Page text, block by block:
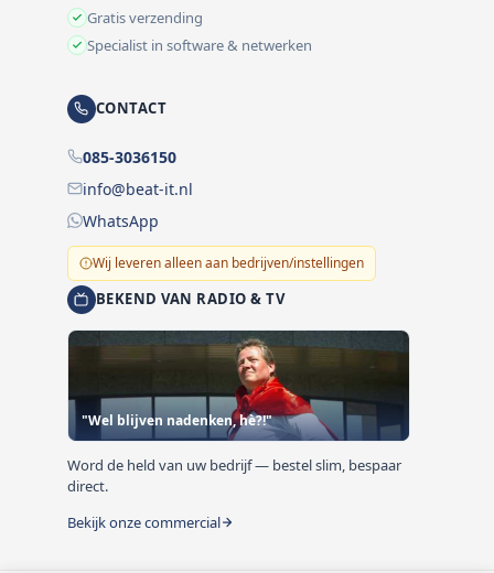
Gratis verzending
Specialist in software & netwerken
CONTACT
085-3036150
info@beat-it.nl
WhatsApp
Wij leveren alleen aan bedrijven/instellingen
BEKEND VAN RADIO & TV
"Wel blijven nadenken, hè?!"
Word de held van uw bedrijf — bestel slim, bespaar
direct.
Bekijk onze commercial